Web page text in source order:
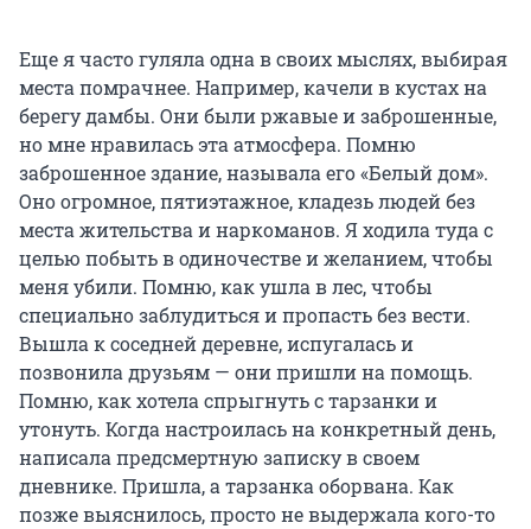
Еще я часто гуляла одна в своих мыслях, выбирая
места помрачнее. Например, качели в кустах на
берегу дамбы. Они были ржавые и заброшенные,
но мне нравилась эта атмосфера. Помню
заброшенное здание, называла его «Белый дом».
Оно огромное, пятиэтажное, кладезь людей без
места жительства и наркоманов. Я ходила туда с
целью побыть в одиночестве и желанием, чтобы
меня убили. Помню, как ушла в лес, чтобы
специально заблудиться и пропасть без вести.
Вышла к соседней деревне, испугалась и
позвонила друзьям — они пришли на помощь.
Помню, как хотела спрыгнуть с тарзанки и
утонуть. Когда настроилась на конкретный день,
написала предсмертную записку в своем
дневнике. Пришла, а тарзанка оборвана. Как
позже выяснилось, просто не выдержала кого-то